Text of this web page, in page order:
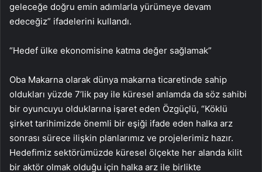
geleceğe doğru emin adımlarla yürümeye devam
edeceğiz” ifadelerini kullandı.
“Hedef ülke ekonomisine katma değer sağlamak”
Oba Makarna olarak dünya makarna ticaretinde sahip
oldukları yüzde 7’lik pay ile küresel anlamda da söz sahibi
bir oyuncuyu olduklarına işaret eden Özgüçlü, “Köklü
şirket tarihimizde önemli bir eşiği ifade eden halka arz
sonrası sürece ilişkin planlarımız ve projelerimiz hazır.
Hedefimiz sektörümüzde küresel ölçekte her alanda kilit
bir aktör olmak olduğu için halka arz ile birlikte